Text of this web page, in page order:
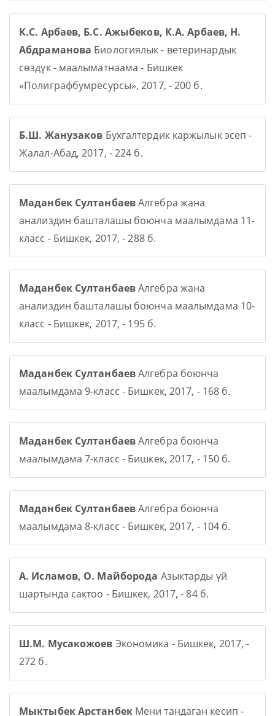
К.С. Арбаев, Б.С. Ажыбеков, К.А. Арбаев, Н.
Абдраманова Биологиялык - ветеринардык
сөздүк - маалыматнаама - Бишкек
«Полиграфбумресурсы», 2017, - 200 б.
Б.Ш. Жанузаков Бухгалтердик каржылык эсеп -
Жалал-Абад, 2017, - 224 б.
Маданбек СултанбаевАлгебра жана
анализдин башталашы боюнча маалымдама 11-
класс - Бишкек, 2017, - 288 б.
Маданбек СултанбаевАлгебра жана
анализдин башталашы боюнча маалымдама 10-
класс - Бишкек, 2017, - 195 б.
Маданбек СултанбаевАлгебра боюнча
маалымдама 9-класс - Бишкек, 2017, - 168 б.
Маданбек СултанбаевАлгебра боюнча
маалымдама 7-класс - Бишкек, 2017, - 150 б.
Маданбек СултанбаевАлгебра боюнча
маалымдама 8-класс - Бишкек, 2017, - 104 б.
А. Исламов, О. Майборода Азыктарды үй
шартында сактоо - Бишкек, 2017, - 84 б.
Ш.М. Мусакожоев Экономика - Бишкек, 2017, -
272 б.
Мыктыбек АрстанбекМени тандаган кесип -